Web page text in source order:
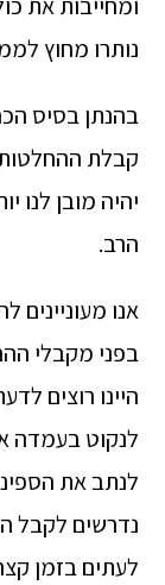
ומחייבות את
נותרו מחוץ
בהנתן בסיס
קבלת
יהיה מובן לנו
הרב.
אנו מעוניינים
בפני מקבלי
היינו רוצים
לנקוט בעמדה
לנתב את
נדרשים לקבל
לעתים בזמן